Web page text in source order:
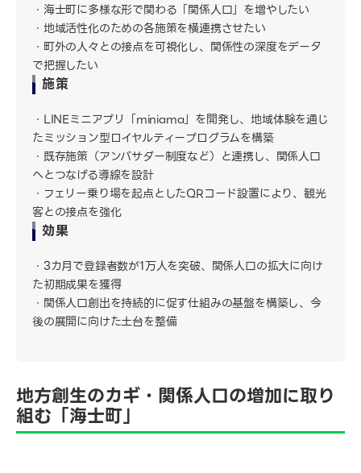
海士町に多様な形で関わる「関係人口」を増やしたい
地域活性化のための各施策を横連携させたい
町外の人々との接点を可視化し、関係性の深度をデータ
で把握したい
施策
LINEミニアプリ「miniama」を開発し、地域体験を通じ
たミッション型ロイヤルティープログラムを構築
既存施策（アンバサダー制度など）と連携し、関係人口
へとつなげる導線を設計
フェリー乗り場を起点としたQRコード設置により、観光
客との接点を強化
効果
3カ月で登録者数が1万人を突破、関係人口の拡大に向け
た初期成果を獲得
関係人口創出を持続的に促す仕組みの基盤を構築し、今
後の展開に向けた土台を整備
地方創生のカギ・関係人口の増加に取り
組む「海士町」